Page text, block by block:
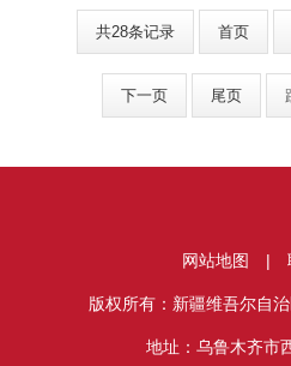
共28条记录 首页
下一页 尾页
网站地图 |
版权所有：新疆维吾尔自
地址：乌鲁木齐市